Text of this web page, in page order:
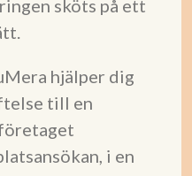
sköts på ett
hjälper dig
till en
i en